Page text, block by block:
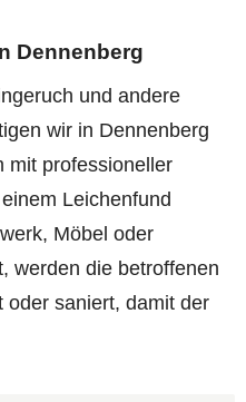
Dennenberg
und andere
wir in Dennenberg
professioneller
Leichenfund
Möbel oder
werden die betroffenen
oder saniert, damit der